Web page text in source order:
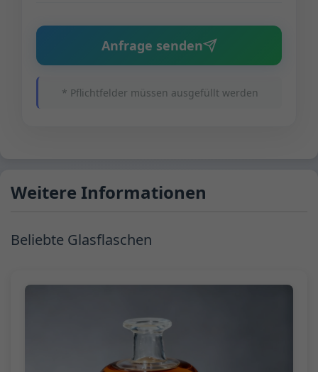
Anfrage senden
* Pflichtfelder müssen ausgefüllt werden
Weitere Informationen
Beliebte Glasflaschen